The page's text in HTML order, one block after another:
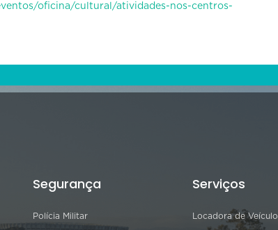
oficina/cultural/atividades-nos-centros-
Segurança
Polícia Militar
Serviços
Locadora de